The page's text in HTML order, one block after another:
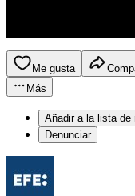
Me gusta
Más
Añadir a la lista de
Denunciar